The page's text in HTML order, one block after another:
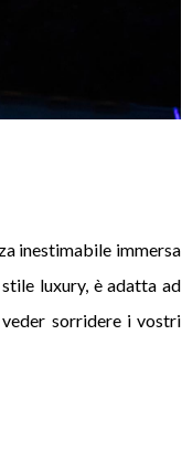
inestimabile immersa
luxury, è adatta ad
sorridere i vostri